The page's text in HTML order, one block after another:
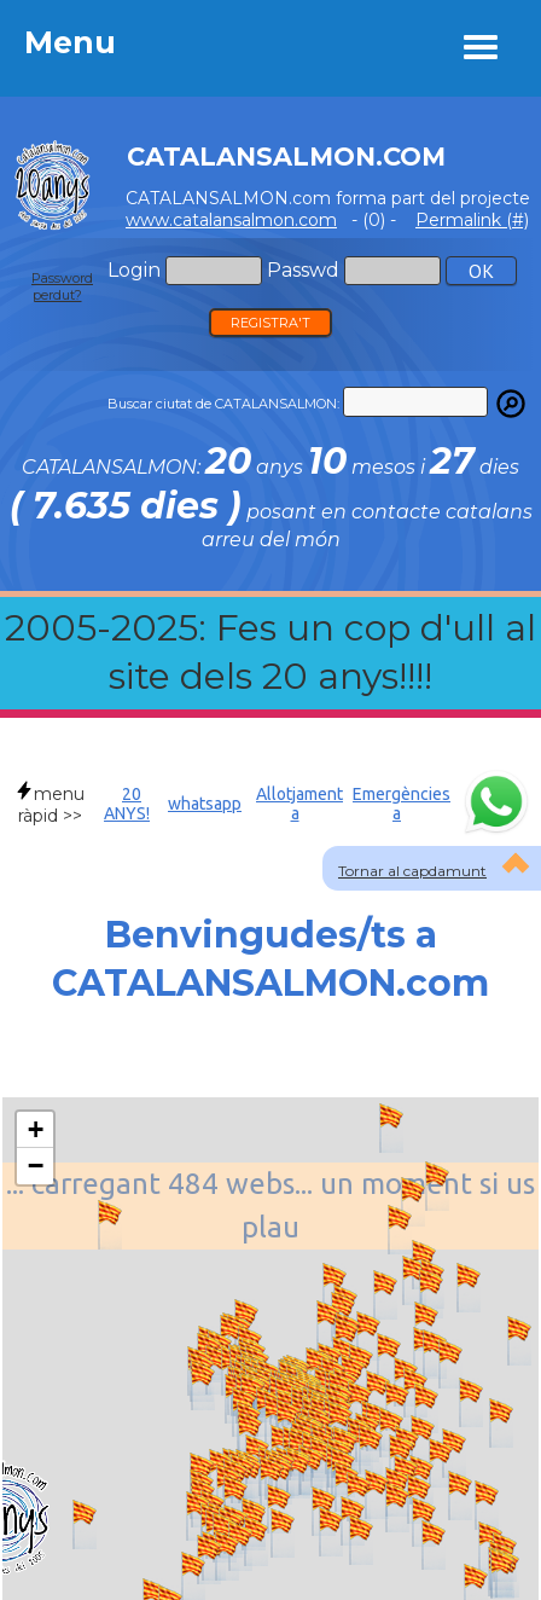
Menu
CATALANSALMON.COM
CATALANSALMON.com forma part del projecte
www.catalansalmon.com - (0) - Permalink (#)
Login Passwd
Password
perdut?
REGISTRA'T
Buscar ciutat de CATALANSALMON:
CATALANSALMON:20 anys 10 mesos i27 dies
( 7.635 dies ) posant en contacte catalans
arreu del món
2005-2025: Fes un cop d'ull al
site dels 20 anys!!!!
Menu
Tornar al capdamunt
menu
ràpid >>
20
ANYS!
whatsapp
Allotjament
a
Emergències
a
Benvingudes/ts a
CATALANSALMON.com
... carregant 484 webs... un moment si us
plau
+
−